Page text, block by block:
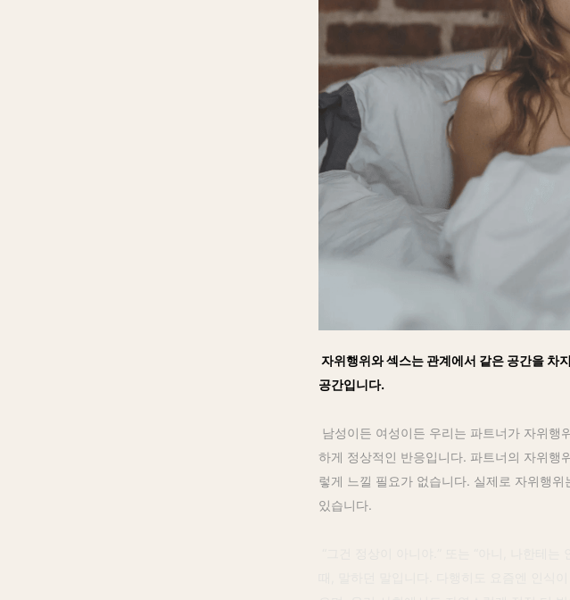
자위행위와 섹스는 관계에서 같은 공간을 차
공간입니다.
남성이든 여성이든 우리는 파트너가 자위행
하게 정상적인 반응입니다. 파트너의 자위행
렇게 느낄 필요가 없습니다. 실제로 자위행
있습니다.